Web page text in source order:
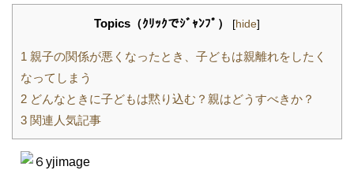
Topics（ｸﾘｯｸでｼﾞｬﾝﾌﾟ） [hide]
1 親子の関係が悪くなったとき、子どもは親離れをしたく
なってしまう
2 どんなときに子どもは黙り込む？親はどうすべきか？
3 関連人気記事